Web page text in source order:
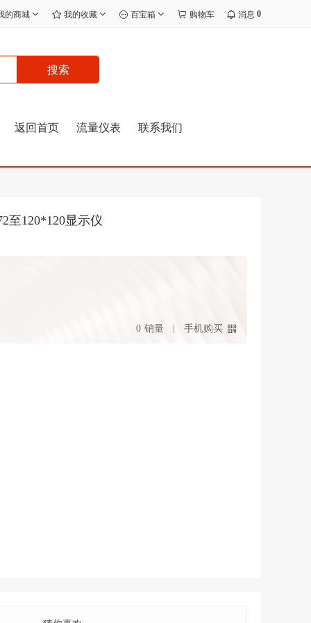
的商城 我的收藏 百宝箱 购物车 消息 0
搜索
返回首页 流量仪表 联系我们
至120*120显示仪
0 销量 手机购买